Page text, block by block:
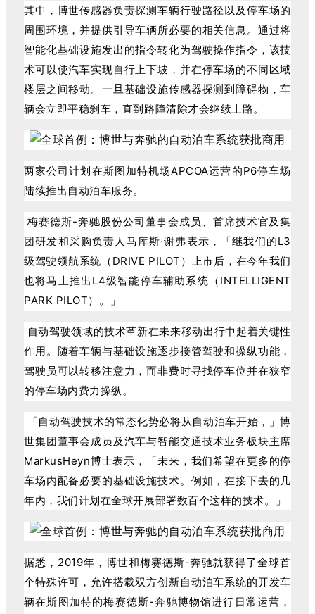
其中，博世传感器负责探测车辆行驶路径以及停车场的
周围环境，并提供引导车辆所必要的相关信息。通过将
智能化基础设施发出的指令转化为驾驶操作指令，该技
术可以使汽车实现自行上下坡，并在停车场的不同区域
楼层之间移动。一旦基础设施传感器探测到障碍物，车
辆会立即平稳刹车，直到路障清除才会继续上路。
两家公司计划在斯图加特机场APCOA运营的P6停车场
陆续推出自动泊车服务。
梅赛德斯-奔驰股份公司董事会成员、首席技术官及集
团研发和采购负责人马库斯·谢弗表示，「继我们的L3
级驾驶领航系统（DRIVE PILOT）上市后，在今年我们
也将马上推出L4级智能停车辅助系统（INTELLIGENT
PARK PILOT）。」
自动驾驶领域的技术革新在未来移动出行中起着关键性
作用。 随着车辆与基础设施逐步接管驾驶和操纵功能，
驾驶员可以转移注意力，而非费时寻找停车位并在狭窄
的停车场内费力操纵。
「自动驾驶技术的常态化势必将从自动泊车开始，」博
世集团董事会成员及汽车与智能交通技术业务板块主席
MarkusHeyn博士表示，「未来，我们希望在更多的停
车场内配备必要的基础设施技术。 例如，在接下去的几
年内，我们计划在全球开展部署数百个这样的技术。」
据悉，2019年，博世和梅赛德斯-奔驰就获得了全球首
个特殊许可，允许搭载双方创新自动泊车系统的开发车
辆在斯图加特的梅赛德斯-奔驰博物馆进行日常运营，